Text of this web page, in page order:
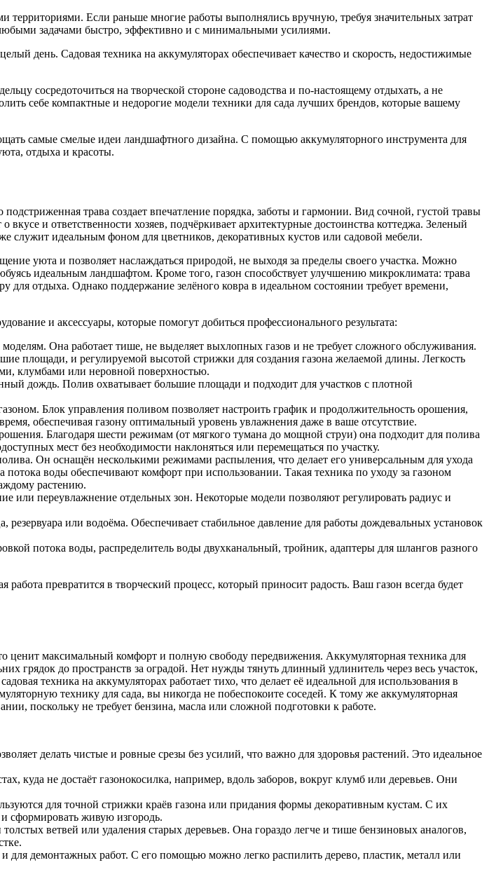
территориями. Если раньше многие работы выполнялись вручную, требуя значительных затрат
задачами быстро, эффективно и с минимальными усилиями.
день. Садовая техника на аккумуляторах обеспечивает качество и скорость, недостижимые
сосредоточиться на творческой стороне садоводства и по-настоящему отдыхать, а не
себе компактные и недорогие модели техники для сада лучших брендов, которые вашему
самые смелые идеи ландшафтного дизайна. С помощью аккумуляторного инструмента для
отдыха и красоты.
трава создает впечатление порядка, заботы и гармонии. Вид сочной, густой травы
и ответственности хозяев, подчёркивает архитектурные достоинства коттеджа. Зеленый
служит идеальным фоном для цветников, декоративных кустов или садовой мебели.
уюта и позволяет наслаждаться природой, не выходя за пределы своего участка. Можно
идеальным ландшафтом. Кроме того, газон способствует улучшению микроклимата: трава
отдыха. Однако поддержание зелёного ковра в идеальном состоянии требует времени,
и аксессуары, которые помогут добиться профессионального результата:
Она работает тише, не выделяет выхлопных газов и не требует сложного обслуживания.
площади, и регулируемой высотой стрижки для создания газона желаемой длины. Легкость
клумбами или неровной поверхностью.
дождь. Полив охватывает большие площади и подходит для участков с плотной
Блок управления поливом позволяет настроить график и продолжительность орошения,
обеспечивая газону оптимальный уровень увлажнения даже в ваше отсутствие.
Благодаря шести режимам (от мягкого тумана до мощной струи) она подходит для полива
мест без необходимости наклоняться или перемещаться по участку.
Он оснащён несколькими режимами распыления, что делает его универсальным для ухода
воды обеспечивают комфорт при использовании. Такая техника по уходу за газоном
растению.
или переувлажнение отдельных зон. Некоторые модели позволяют регулировать радиус и
или водоёма. Обеспечивает стабильное давление для работы дождевальных установок
потока воды, распределитель воды двухканальный, тройник, адаптеры для шлангов разного
превратится в творческий процесс, который приносит радость. Ваш газон всегда будет
максимальный комфорт и полную свободу передвижения. Аккумуляторная техника для
грядок до пространств за оградой. Нет нужды тянуть длинный удлинитель через весь участок,
техника на аккумуляторах работает тихо, что делает её идеальной для использования в
технику для сада, вы никогда не побеспокоите соседей. К тому же аккумуляторная
поскольку не требует бензина, масла или сложной подготовки к работе.
делать чистые и ровные срезы без усилий, что важно для здоровья растений. Это идеальное
куда не достаёт газонокосилка, например, вдоль заборов, вокруг клумб или деревьев. Они
для точной стрижки краёв газона или придания формы декоративным кустам. С их
сформировать живую изгородь.
ветвей или удаления старых деревьев. Она гораздо легче и тише бензиновых аналогов,
для демонтажных работ. С его помощью можно легко распилить дерево, пластик, металл или